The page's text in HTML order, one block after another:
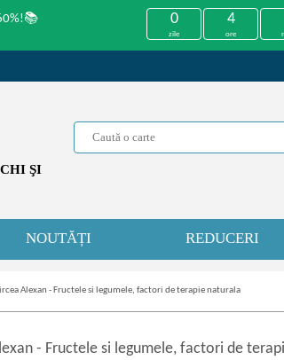
0
zile
4
ore
ŞI
NOUTĂȚI REDUCERI
Alexan - Fructele si legumele, factori de terapie naturala
- Fructele si legumele, factori de